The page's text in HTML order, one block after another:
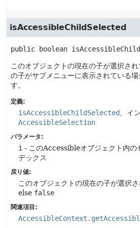
isAccessibleChildSelected
public boolean
このオブジェクトの現在の子が選択さ
の子がサブメニューに表示されている
す。
定義:
isAccessibleChildSelected
、イ
AccessibleSelection
パラメータ:
i - このAccessibleオブジェクト内の
デックス
戻り値:
このオブジェクトの現在の子が選択
else false
関連項目: